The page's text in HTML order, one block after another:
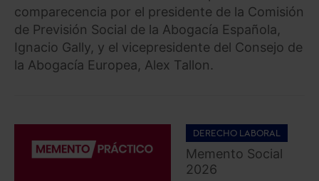
comparecencia por el presidente de la Comisión
de Previsión Social de la Abogacía Española,
Ignacio Gally, y el vicepresidente del Consejo de
la Abogacía Europea, Alex Tallon.
DERECHO LABORAL
Memento Social
2026